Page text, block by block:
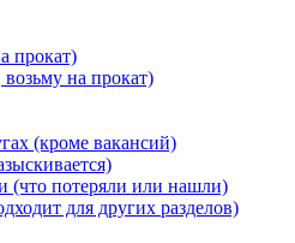
прокат)
на прокат)
(кроме вакансий)
(что потеряли или нашли)
для других разделов)